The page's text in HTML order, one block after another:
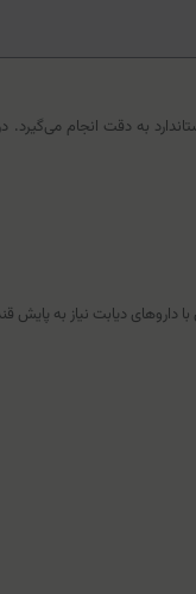
به دقت انجام می‌گیرد. در
دیابت نیاز به پایش